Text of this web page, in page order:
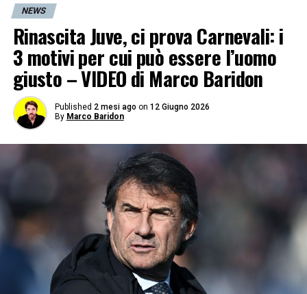
NEWS
Rinascita Juve, ci prova Carnevali: i
3 motivi per cui può essere l’uomo
giusto – VIDEO di Marco Baridon
Published 2 mesi ago on 12 Giugno 2026
By Marco Baridon